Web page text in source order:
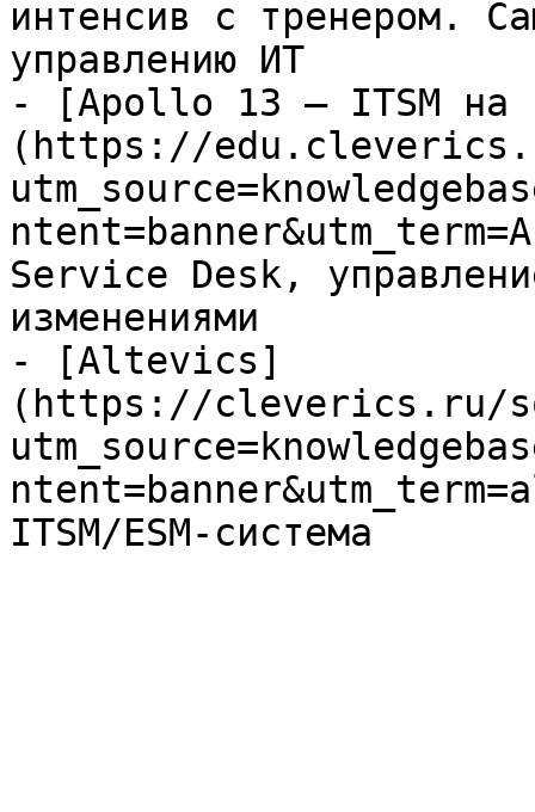
интенсив с тренером.
управлению ИТ
- [Apollo 13 — ITSM на
(https://
Service Desk,
изменениями
- [Altevics]
(https://cleverics.ru/
ITSM/ESM-система